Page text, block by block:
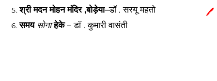
श्री मदन मोहन मंदिर ,बोड़ेया–डॉ . सरयू महतो
समय सोनाहेके–डॉ . कुमारी वासंती
🖊️